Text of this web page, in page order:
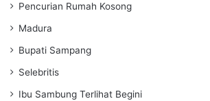
Pencurian Rumah Kosong
Madura
Bupati Sampang
Selebritis
Ibu Sambung Terlihat Begini